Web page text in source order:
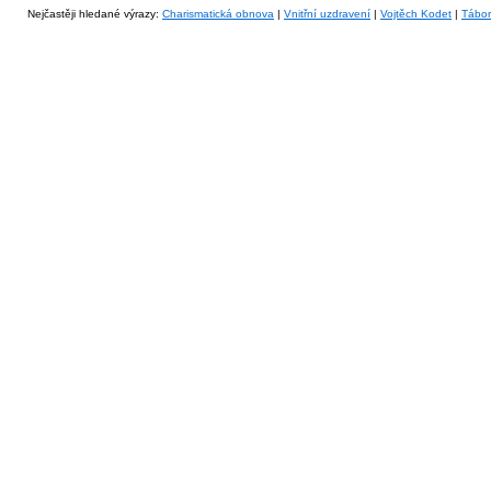
Nejčastěji hledané výrazy: Charismatická obnova | Vnitřní uzdravení | Vojtěch Kodet |